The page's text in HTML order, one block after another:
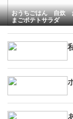
おうちごはん 自炊
まごポテトサラダ